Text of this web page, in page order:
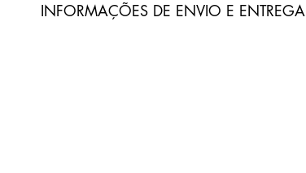
​INFORMAÇÕES DE ENVIO E ENTREGA